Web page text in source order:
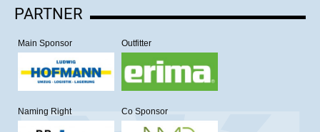
PARTNER
Main Sponsor Outfitter
Naming Right Co Sponsor